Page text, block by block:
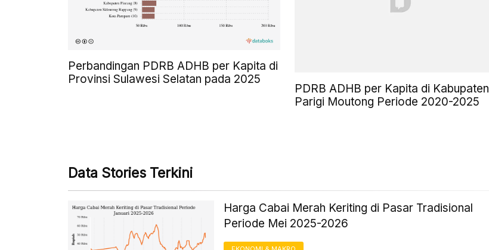
Perbandingan PDRB ADHB per Kapita di
Provinsi Sulawesi Selatan pada 2025
PDRB ADHB per Kapita di Kabupaten
Parigi Moutong Periode 2020-2025
Data Stories Terkini
Harga Cabai Merah Keriting di Pasar Tradisional
Periode Mei 2025-2026